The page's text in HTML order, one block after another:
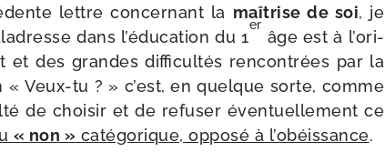
lettre concer­nant la maî­trise de soi, je
dans l’é­du­ca­tion du 1
er
âge est à l’o­ri­
et des grandes dif­fi­cul­tés ren­con­trées par la
Veux-​tu ? » c’est, en quelque sorte, comme
de choi­sir et de refu­ser éven­tuel­le­ment ce
« non » caté­go­rique, oppo­sé à l’o­béis­sance.